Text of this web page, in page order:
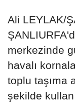
Ali LEYLAK/
merkezinde
havalı
toplu taşıma
şekilde